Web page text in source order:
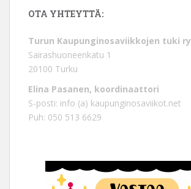
OTA YHTEYTTÄ:
Turun Kaupunginosaviikkojen tuki ry
Sairashuoneenkatu 1
20100 Turku
Elina Pasanen, koordinaattori
S-posti: info (a) kaupunginosaviikot.net
Puh: 050 513 6629